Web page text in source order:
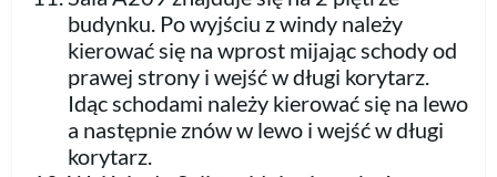
budynku. Po wyjściu z windy należy
kierować się na wprost mijając schody od
prawej strony i wejść w długi korytarz.
Idąc schodami należy kierować się na lewo
a następnie znów w lewo i wejść w długi
korytarz.